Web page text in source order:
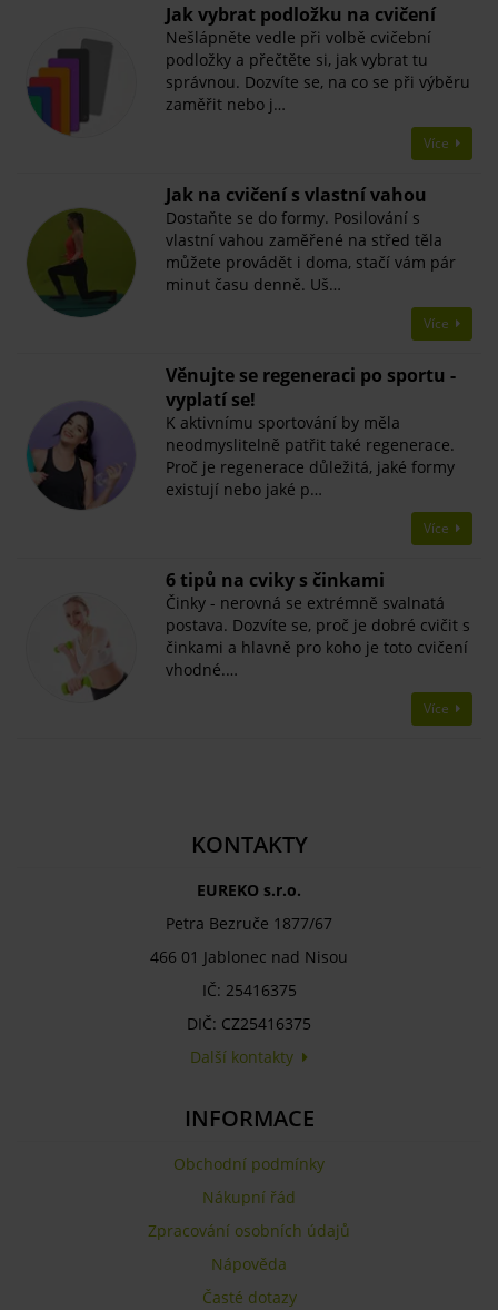
Jak vybrat podložku na cvičení
Nešlápněte vedle při volbě cvičební
podložky a přečtěte si, jak vybrat tu
správnou. Dozvíte se, na co se při výběru
zaměřit nebo j…
Více
​Jak na cvičení s vlastní vahou
Dostaňte se do formy. Posilování s
vlastní vahou zaměřené na střed těla
můžete provádět i doma, stačí vám pár
minut času denně. Uš…
Více
Věnujte se regeneraci po sportu -
vyplatí se!
K aktivnímu sportování by měla
neodmyslitelně patřit také regenerace.
Proč je regenerace důležitá, jaké formy
existují nebo jaké p…
Více
​6 tipů na cviky s činkami
Činky - nerovná se extrémně svalnatá
postava. Dozvíte se, proč je dobré cvičit s
činkami a hlavně pro koho je toto cvičení
vhodné.…
Více
KONTAKTY
EUREKO s.r.o.
Petra Bezruče 1877/67
466 01 Jablonec nad Nisou
IČ: 25416375
DIČ: CZ25416375
Další kontakty
INFORMACE
Obchodní podmínky
Nákupní řád
Zpracování osobních údajů
Nápověda
Časté dotazy